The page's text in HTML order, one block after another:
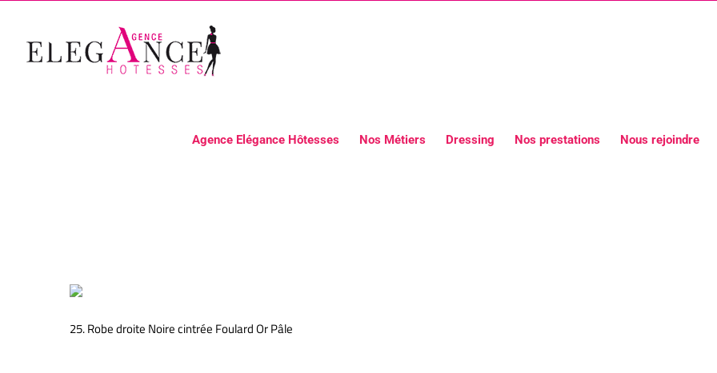
contenu
Agence Elégance Hôtesses Nos Métiers Dressing Nos prestations Nous rejoindre
25. Robe droite Noire cintrée Foulard Or Pâle